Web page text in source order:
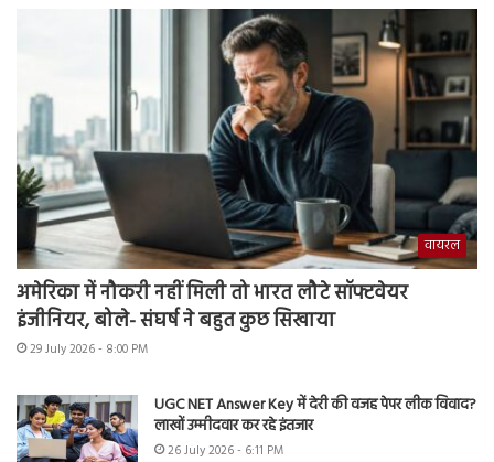
वायरल
अमेरिका में नौकरी नहीं मिली तो भारत लौटे सॉफ्टवेयर
इंजीनियर, बोले- संघर्ष ने बहुत कुछ सिखाया
29 July 2026 - 8:00 PM
UGC NET Answer Key में देरी की वजह पेपर लीक विवाद?
लाखों उम्मीदवार कर रहे इंतजार
26 July 2026 - 6:11 PM